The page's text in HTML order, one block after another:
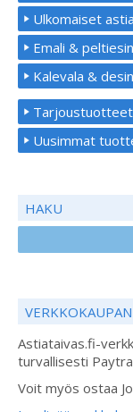
Ulkomaiset
Emali &
Kalevala &
Tarjoustuotteet
Uusimmat
HAKU
Astiataivas.fi-
turvallisesti
Voit myös ostaa